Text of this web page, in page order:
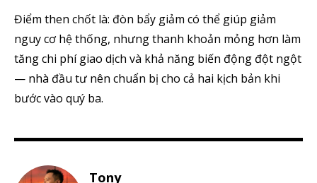
Điểm then chốt là: đòn bẩy giảm có thể giúp giảm
nguy cơ hệ thống, nhưng thanh khoản mỏng hơn làm
tăng chi phí giao dịch và khả năng biến động đột ngột
— nhà đầu tư nên chuẩn bị cho cả hai kịch bản khi
bước vào quý ba.
Tony